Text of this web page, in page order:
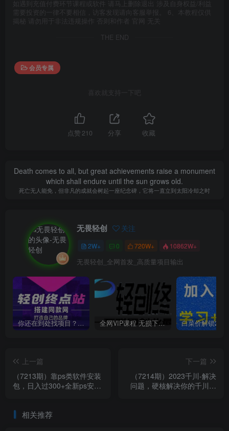
如遇到充值付费环节课程或软件 请马上删除退出 涉及自身权益/利益
需要投资的一律不要相信，访客发现请向客服举报。 6、本教程仅供
揭秘 请勿用于非法违规操作 否则和作者 官网 无关
THE END
会员专属
喜欢就支持一下吧
点赞210 分享 收藏
Death comes to all, but great achievements raise a monument
which shall endure until the sun grows old.
死亡无人能免，但非凡的成就会树起一座纪念碑，它将一直立到太阳冷却之时
无畏轻创 关注
2W+ 0 720W+ 10862W+
无畏轻创_全网首发_高质量项目输出
你还在到处找项目？还在当韭菜？我靠卖项目一个月收入5万+，曾经我也是个失败者。 全网VIP课程 无损下载~
上一篇
（7213期）靠ps类软件安装
包，日入过300+全新ps安装
下一篇
（7214期）2023千川-解决
问题，硬核解决你的千川问
相关推荐